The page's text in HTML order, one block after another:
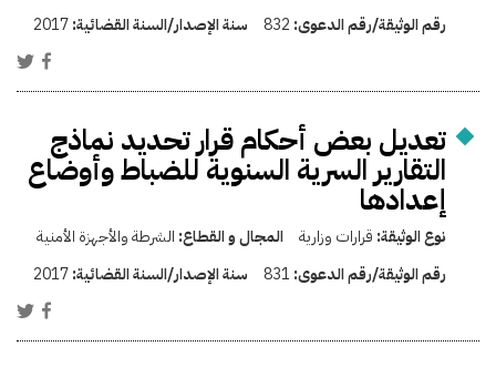
رقم الوثيقة/رقم الدعوى: 832 سنة الإصدار/السنة القضائية:2017
تعديل بعض أحكام قرار تحديد نماذج
التقارير السرية السنوية للضباط وأوضاع
إعدادها
نوع الوثيقة: قرارات وزارية المجال و القطاع: الشرطة والأجهزة الأمنية
رقم الوثيقة/رقم الدعوى: 831 سنة الإصدار/السنة القضائية:2017